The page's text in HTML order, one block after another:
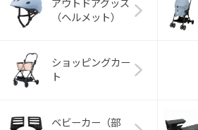
アウトドアグッズ
（ヘルメット）
ショッピングカー
ト
ベビーカー（部